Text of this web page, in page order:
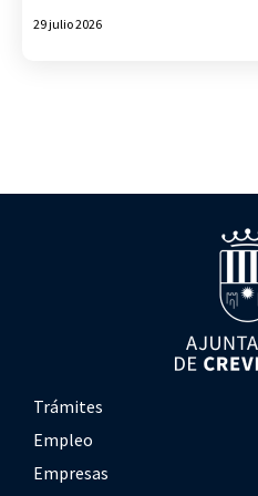
29 julio 2026
Trámites
Empleo
Empresas